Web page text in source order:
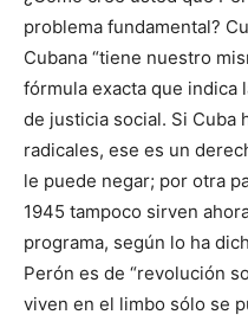
problema fundamental?
Cubana “tiene nuestro
fórmula exacta que indica
de justicia social. Si Cuba
radicales, ese es un
le puede negar; por otra
1945 tampoco sirven
programa, según lo ha
Perón es de “revolución
viven en el limbo sólo se